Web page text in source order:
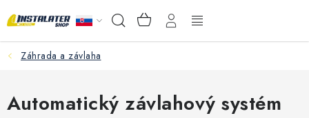
na
Hľadať NÁKUPNÝ
KOŠÍK
VEĽKOOBCHOD
AKO VYBRAŤ?
Záhrada a závlaha
Automatický závlahový systém